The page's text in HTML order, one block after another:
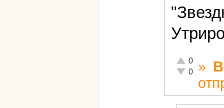
Отлично!
0
Неадекватно!
0 »